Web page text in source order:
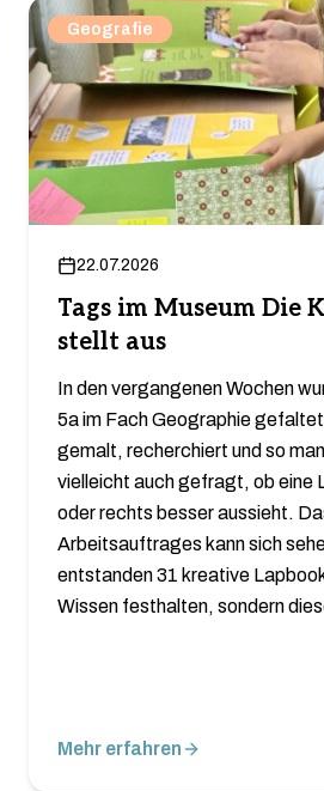
Geografie
22.07.2026
Tags im Museum Die
stellt aus
In den vergangenen Wochen
5a im Fach Geographie
gemalt, recherchiert und so
vielleicht auch gefragt, ob eine
oder rechts besser aussieht.
Arbeitsauftrages kann sich
entstanden 31 kreative
Wissen festhalten, sondern
Mehr erfahren